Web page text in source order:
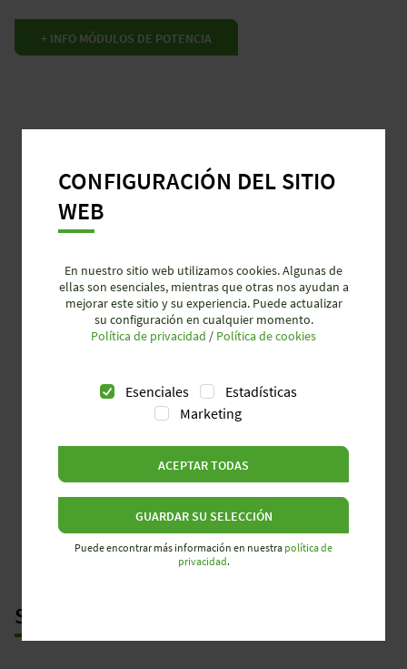
+ INFO MÓDULOS DE POTENCIA
SEÑAL
CONFIGURACIÓN DEL SITIO
WEB
En nuestro sitio web utilizamos cookies. Algunas de
ellas son esenciales, mientras que otras nos ayudan a
mejorar este sitio y su experiencia. Puede actualizar
su configuración en cualquier momento.
Política de privacidad / Política de cookies
Esenciales
Estadísticas
Marketing
ACEPTAR TODAS
GUARDAR SU SELECCIÓN
Puede encontrar más información en nuestra política de
privacidad.